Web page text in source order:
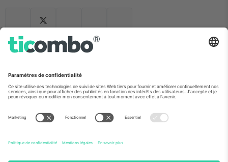
Ticombo France
Mimi Balkanska 132, 1540, Sofia,
Bulgaria
L'entité juridique du fournisseur de la plateforme peut changer en
détails, consultez la page spécifique de l'événement, les mentions